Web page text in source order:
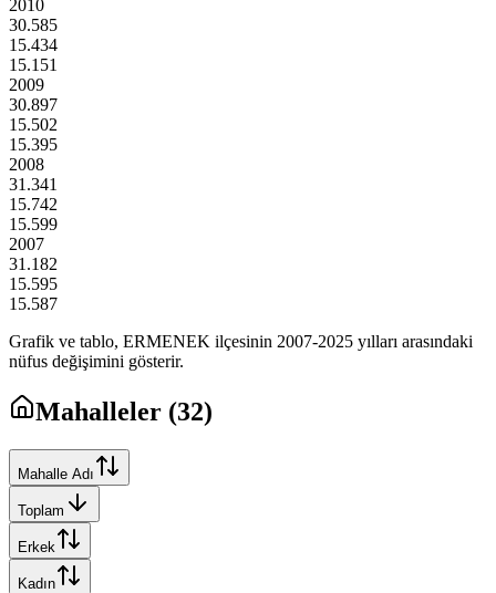
2010
30.585
15.434
15.151
2009
30.897
15.502
15.395
2008
31.341
15.742
15.599
2007
31.182
15.595
15.587
Grafik ve tablo, ERMENEK ilçesinin 2007-2025 yılları arasındaki
nüfus değişimini gösterir.
Mahalleler (32)
Mahalle Adı
Toplam
Erkek
Kadın